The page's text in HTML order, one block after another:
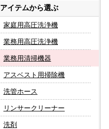
アイテムから選ぶ
家庭用高圧洗浄機
業務用高圧洗浄機
業務用清掃機器
アスベスト用掃除機
洗管ホース
リンサークリーナー
洗剤